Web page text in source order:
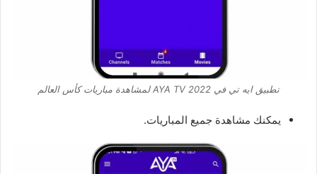
تطبيق ايه تي في AYA TV 2022 لمشاهدة مباريات كأس العالم
يمكنك مشاهدة جميع المباريات.